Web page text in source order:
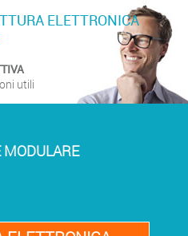
ELETTRONICA
utili
MODULARE